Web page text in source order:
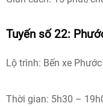
Tuyến số 22:
Lộ trình: Bến xe
Thời gian: 5h30 –